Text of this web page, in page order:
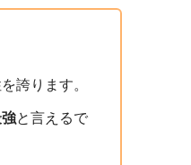
誇ります。
と言えるで